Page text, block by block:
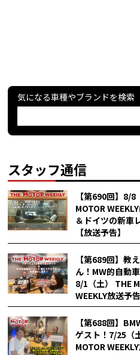
気になる車種やブランドを検索
スタッフ通信
【第690回】8/
MOTOR
＆ドイツの新車
【放送予告】
【第689回】教
ん！MW的自動
8/1（土） THE
WEEKLY放送予告
【第688回】
ゲスト！7/25（
MOTOR